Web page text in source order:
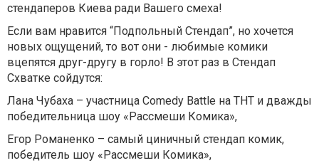
стендаперов Киева ради Вашего смеха!
Если вам нравится “Подпольный Стендап”, но хочется
новых ощущений, то вот они - любимые комики
вцепятся друг-другу в горло! В этот раз в Стендап
Схватке сойдутся:
Лана Чубаха – участница Comedy Battle на ТНТ и дважды
победительница шоу «Рассмеши Комика»,
Егор Романенко – самый циничный стендап комик,
победитель шоу «Рассмеши Комика»,